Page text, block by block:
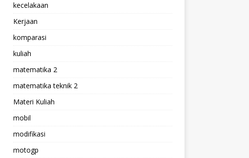
kecelakaan
Kerjaan
komparasi
kuliah
matematika 2
matematika teknik 2
Materi Kuliah
mobil
modifikasi
motogp